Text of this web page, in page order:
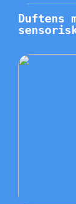
Duftens